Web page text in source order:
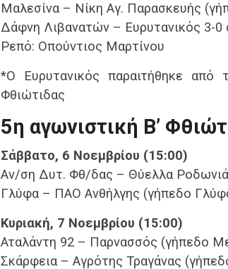
Μαλεσίνα – Νίκη Αγ. Παρασκευής
Δάφνη Λιβανατών – Ευρυτανικός 3-0
Ρεπό: Οπούντιος Μαρτίνου
*Ο Ευρυτανικός παραιτήθηκε
Φθιώτιδας
5η αγωνιστική Β’
Σάββατο, 6 Νοεμβρίου (15:00)
Αν/ση Δυτ. Φθ/δας – Θύελλα
Γλύφα – ΠΑΟ Ανθήλγης (γήπεδο
Κυριακή, 7 Νοεμβρίου (15:00)
Αταλάντη 92 – Παρνασσός (γήπεδο
Σκάρφεια – Αγρότης Τραγάνας